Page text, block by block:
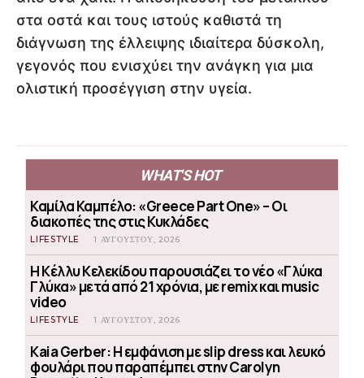
στα οστά και τους ιστούς καθιστά τη
διάγνωση της έλλειψης ιδιαίτερα δύσκολη,
γεγονός που ενισχύει την ανάγκη για μια
ολιστική προσέγγιση στην υγεία.
WHAT'S HOT
Καμίλα Καμπέλο: «Greece Part One» – Οι
διακοπές της στις Κυκλάδες
LIFESTYLE 1 ΑΥΓΟΎΣΤΟΥ, 2026
Η Κέλλυ Κελεκίδου παρουσιάζει το νέο «Γλύκα
Γλύκα» μετά από 21 χρόνια, με remix και music
video
LIFESTYLE 1 ΑΥΓΟΎΣΤΟΥ, 2026
Kaia Gerber: Η εμφάνιση με slip dress και λευκό
φουλάρι που παραπέμπει στην Carolyn